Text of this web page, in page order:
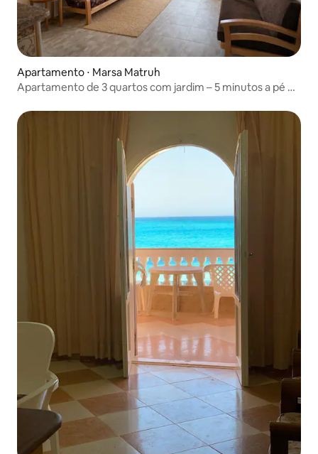
Apartamento ⋅ Marsa Matruh
Apartamento de 3 quartos com jardim – 5 minutos a pé da